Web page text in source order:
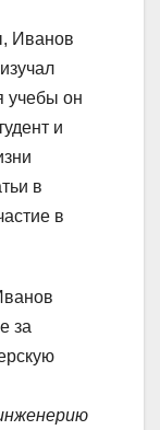
Иванов
учебы он
и
в
в
за